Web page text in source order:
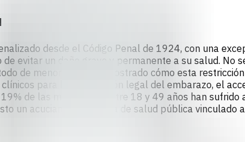
desde el Código Penal de 1924, con una
evitar un daño grave y permanente a su salud. No
de menores, han demostrado cómo esta
para la interrupción legal del embarazo, el
de las mujeres de entre 18 y 49 años han
un acuciante problema de salud pública vinculado